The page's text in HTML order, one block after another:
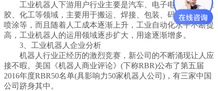
工业机器人下游用户行业主要是汽车、电子电气、塑料橡
胶、化工等领域，主要用于搬运、焊接、包装、码垛、切割、
喷涂等，而且随着人工成本逐渐上升，工业自动化水平不断提
高，工业机器人的运用领域逐步扩大，用途逐渐增多。
3、工业机器人企业分析
机器人行业正经历的激烈竞赛，新公司的不断涌现让人应
接不暇。美国《机器人商业评论》(下称RBR)公布了第五届
2016年度RBR50名单(具影响力50家机器人公司)，有三家中国
公司跻身其中。